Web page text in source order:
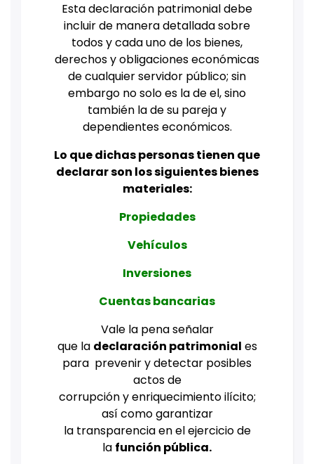
Esta declaración patrimonial debe
incluir de manera detallada sobre
todos y cada uno de los bienes,
derechos y obligaciones económicas
de cualquier servidor público; sin
embargo no solo es la de el, sino
también la de su pareja y
dependientes económicos.
Lo que dichas personas tienen que
declarar son los siguientes bienes
materiales:
Propiedades
Vehículos
Inversiones
Cuentas bancarias
Vale la pena señalar
que la declaración patrimonial es
para prevenir y detectar posibles
actos de
corrupción y enriquecimiento ilícito;
así como garantizar
la transparencia en el ejercicio de
la función pública.